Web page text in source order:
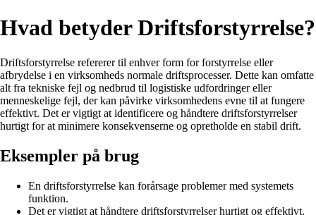
Hvad betyder Driftsforstyrrelse?
Driftsforstyrrelse refererer til enhver form for forstyrrelse eller
afbrydelse i en virksomheds normale driftsprocesser. Dette kan omfatte
alt fra tekniske fejl og nedbrud til logistiske udfordringer eller
menneskelige fejl, der kan påvirke virksomhedens evne til at fungere
effektivt. Det er vigtigt at identificere og håndtere driftsforstyrrelser
hurtigt for at minimere konsekvenserne og opretholde en stabil drift.
Eksempler på brug
En driftsforstyrrelse kan forårsage problemer med systemets
funktion.
Det er vigtigt at håndtere driftsforstyrrelser hurtigt og effektivt.